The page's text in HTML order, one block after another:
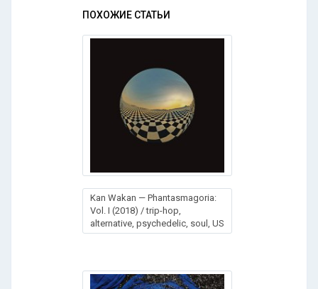
ПОХОЖИЕ СТАТЬИ
Kan Wakan — Phantasmagoria:
Vol. I (2018) / trip-hop,
alternative, psychedelic, soul, US